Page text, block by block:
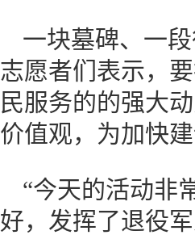
一块墓碑、一
志愿者们表示，
民服务的的强大
价值观，为加快
“今天的活动非
好，发挥了退役